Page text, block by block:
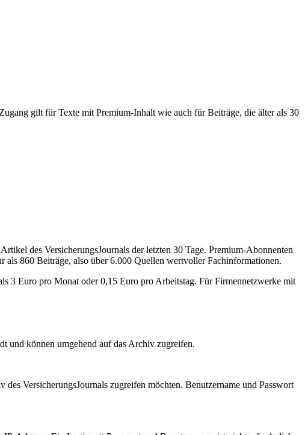
gilt für Texte mit Premium-Inhalt wie auch für Beiträge, die älter als 30
des VersicherungsJournals der letzten 30 Tage. Premium-Abonnenten
als 860 Beiträge, also über 6.000 Quellen wertvoller Fachinformationen.
3 Euro pro Monat oder 0,15 Euro pro Arbeitstag. Für Firmennetzwerke mit
und können umgehend auf das Archiv zugreifen.
VersicherungsJournals zugreifen möchten. Benutzername und Passwort